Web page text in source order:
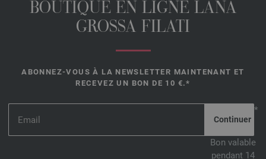
BOUTIQUE EN LIGNE LANA
GROSSA FILATI
ABONNEZ-VOUS À LA NEWSLETTER MAINTENANT ET
RECEVEZ UN BON DE 10 €.*
*
Bon valable
pendant 14